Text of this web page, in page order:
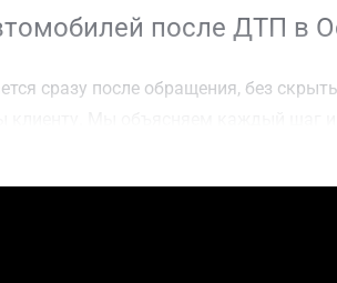
после ДТП в
сразу после обращения, без
за авто после аварии или с